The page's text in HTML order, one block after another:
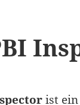
ist